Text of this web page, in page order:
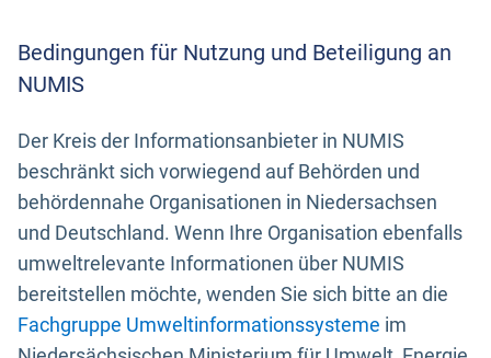
Bedingungen für Nutzung und Beteiligung an
NUMIS
Der Kreis der Informationsanbieter in NUMIS
beschränkt sich vorwiegend auf Behörden und
behördennahe Organisationen in Niedersachsen
und Deutschland. Wenn Ihre Organisation ebenfalls
umweltrelevante Informationen über NUMIS
bereitstellen möchte, wenden Sie sich bitte an die
Fachgruppe Umweltinformationssysteme im